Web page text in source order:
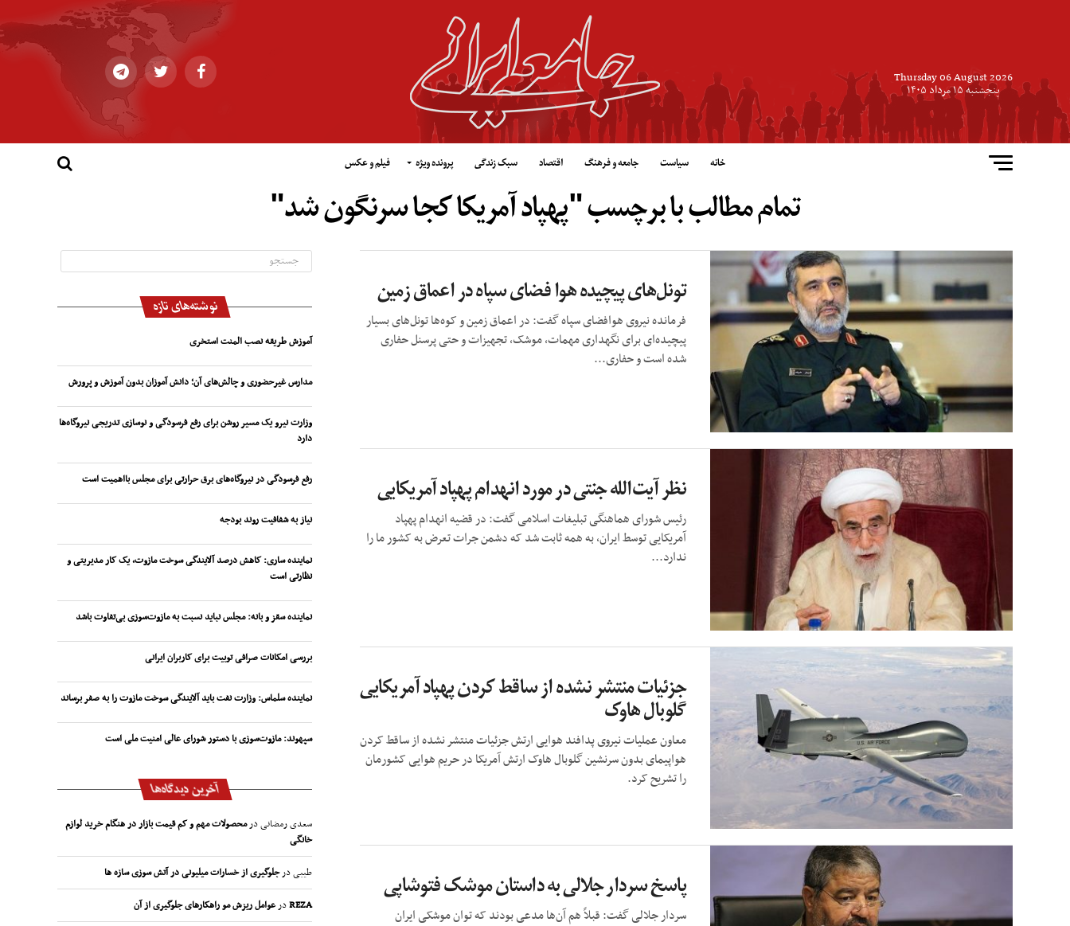
Thursday 06 August 2026
پنجشنبه ۱۵ مرداد ۱۴۰۵
خانه سیاست جامعه و فرهنگ اقتصاد سبک زندگی پرونده ویژه فیلم و عکس
تمام مطالب با برچسب "پهپاد آمریکا کجا سرنگون شد"
تونل‌های پیچیده هوا فضای سپاه در اعماق زمین
فرمانده نیروی هوافضای سپاه گفت: در اعماق زمین و کوه‌ها تونل‌های بسیار
پیچیده‌ای برای نگهداری مهمات، موشک، تجهیزات و حتی پرسنل حفاری
شده است و حفاری...
نظر آیت‌الله جنتی در مورد انهدام پهپاد آمریکایی
رئیس شورای هماهنگی تبلیغات اسلامی گفت: در قضیه انهدام پهپاد
آمریکایی توسط ایران، به همه ثابت شد که دشمن جرات تعرض به کشور ما را
ندارد...
جزئیات منتشر نشده از ساقط کردن پهپاد آمریکایی
گلوبال هاوک
معاون عملیات نیروی پدافند هوایی ارتش جزئیات منتشر نشده از ساقط کردن
هواپیمای بدون سرنشین گلوبال هاوک ارتش آمریکا در حریم هوایی کشورمان
را تشریح کرد.
پاسخ سردار جلالی به داستان موشک فتوشاپی
سردار جلالی گفت: قبلاً هم آن‌ها مدعی بودند که توان موشکی ایران
نوشته‌های تازه
آموزش طریقه نصب المنت استخری
مدارس غیرحضوری و چالش‌های آن؛ دانش آموزان بدون آموزش و پرورش
وزارت نیرو یک مسیر روشن برای رفع فرسودگی و نوسازی تدریجی نیروگاه‌ها
دارد
رفع فرسودگی در نیروگاه‌های برق حرارتی برای مجلس بااهمیت است
نیاز به شفافیت روند بودجه
نماینده ساری: کاهش درصد آلایندگی سوخت مازوت، یک کار مدیریتی و
نظارتی است
نماینده سقز و بانه: مجلس نباید نسبت به مازوت‌سوزی بی‌تفاوت باشد
بررسی امکانات صرافی توبیت برای کاربران ایرانی
نماینده سلماس: وزارت نفت باید آلایندگی سوخت مازوت را به صفر برساند
سپهوند:‌ مازوت‌سوزی با دستور شورای عالی امنیت ملی است
آخرین دیدگاه‌ها
سعدی رمضانیدرمحصولات مهم و کم قیمت بازار در هنگام خرید لوازم
خانگی
طیبیدرجلوگیری از خسارات میلیونی در آتش سوزی سازه ها
REZAدرعوامل ریزش مو راهکارهای جلوگیری از آن